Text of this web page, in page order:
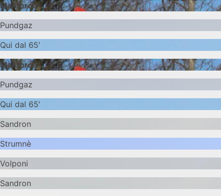
Mambroc
Pundgaz
Qui dal 65′
Mambroc
Pundgaz
Qui dal 65′
Sandron
Strumnè
Volponi
Sandron